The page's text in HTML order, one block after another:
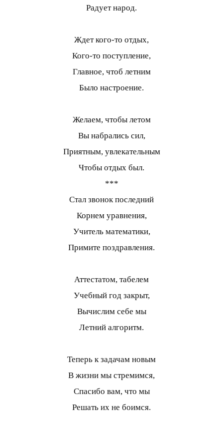
Радует народ.
Ждет кого-то отдых,
Кого-то поступление,
Главное, чтоб летним
Было настроение.
Желаем, чтобы летом
Вы набрались сил,
Приятным, увлекательным
Чтобы отдых был.
***
Стал звонок последний
Корнем уравнения,
Учитель математики,
Примите поздравления.
Аттестатом, табелем
Учебный год закрыт,
Вычислим себе мы
Летний алгоритм.
Теперь к задачам новым
В жизни мы стремимся,
Спасибо вам, что мы
Решать их не боимся.